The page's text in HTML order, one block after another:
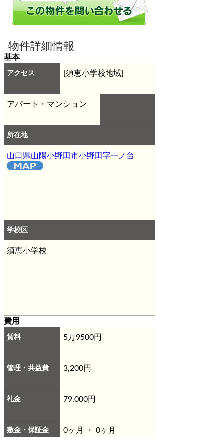
物件詳細情報
基本
アクセス [須恵小学校地域]
アパート・マンション
所在地
山口県山陽小野田市小野田字一ノ台
学校区
須恵小学校
費用
賃料 5万9500円
管理・共益費 3,200円
礼金 79,000円
敷金・保証金 0ヶ月 ・ 0ヶ月